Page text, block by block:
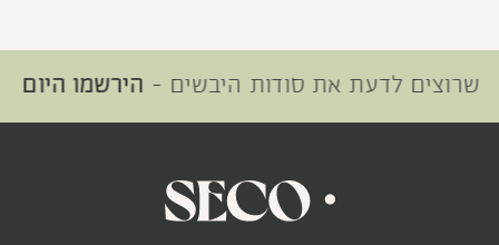
לדעת את סודות היבשים - הירשמו היום